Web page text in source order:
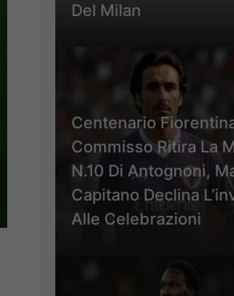
Del Milan
Centenario
Commisso Ritira La
N.10 Di Antognoni,
Capitano Declina
Alle Celebrazioni